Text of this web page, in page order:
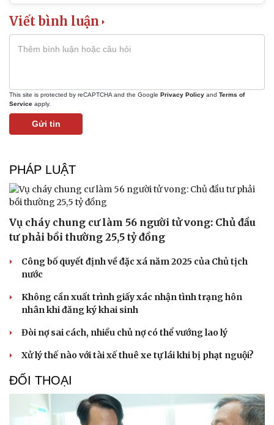
Thể thao
Bóng đá
Lịch thi đấu bóng đá
Thế giới thể thao
Ô tô - Xe máy
Xe máy
Doanh nghiệp
Thông tin doanh nghiệp
Doanh nghiệp 24h
Doanh nhân
Vì cộng đồng
Công nghệ
Sành điệu
Tin Công nghệ
Chuyển đổi số
Viết bình luận
This site is protected by reCAPTCHA and the Google Privacy Policy and Terms of
Service apply.
Gửi tin
PHÁP LUẬT
Vụ cháy chung cư làm 56 người tử vong: Chủ đầu
tư phải bồi thường 25,5 tỷ đồng
Công bố quyết định về đặc xá năm 2025 của Chủ tịch
nước
Không cần xuất trình giấy xác nhận tình trạng hôn
nhân khi đăng ký khai sinh
Đòi nợ sai cách, nhiều chủ nợ có thể vướng lao lý
Xử lý thế nào với tài xế thuê xe tự lái khi bị phạt nguội?
ĐỐI THOẠI